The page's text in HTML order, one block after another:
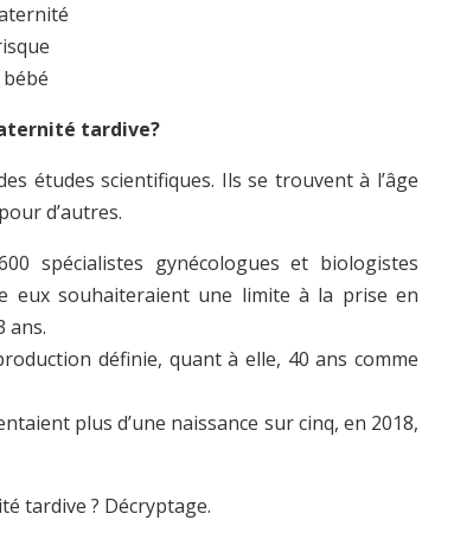
tardive?
études scientifiques. Ils se trouvent à l’âge
d’autres.
spécialistes gynécologues et biologistes
eux souhaiteraient une limite à la prise en
ans.
définie, quant à elle, 40 ans comme
plus d’une naissance sur cinq, en 2018,
tardive ? Décryptage.